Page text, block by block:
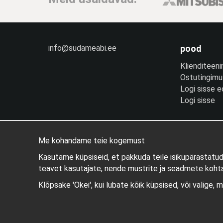
info@sudameabi.ee pood
Logi sisse
Logi sisse
Me kohandame teie kogemust
Kasutame küpsiseid, et pakkuda teile
teavet kasutajate, nende mustrite ja seadmete
Klõpsake 'Okei', kui lubate kõik küpsised, või